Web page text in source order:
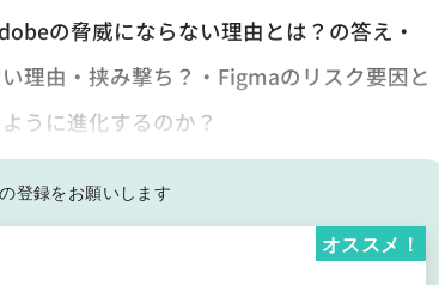
の脅威にならない理由とは？の答え・
理由・挟み撃ち？・Figmaのリスク要因と
うに進化するのか？
登録をお願いします
オススメ！